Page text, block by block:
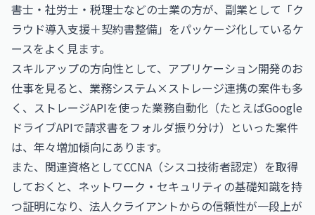
書士・社労士・税理士などの士業の方が、副業として「ク
ラウド導入支援＋契約書整備」をパッケージ化しているケ
ースをよく見ます。
スキルアップの方向性として、 アプリケーション開発のお
仕事を見ると、業務システム×ストレージ連携の案件も多
く、ストレージAPIを使った業務自動化（たとえばGoogle
ドライブAPIで請求書をフォルダ振り分け）といった案件
は、年々増加傾向にあります。
また、関連資格としてCCNA（シスコ技術者認定） を取得
しておくと、ネットワーク・セキュリティの基礎知識を持
つ証明になり、法人クライアントからの信頼性が一段上が